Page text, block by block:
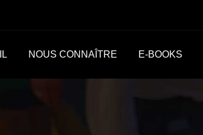
NOUS CONNAÎTRE E-BOOKS